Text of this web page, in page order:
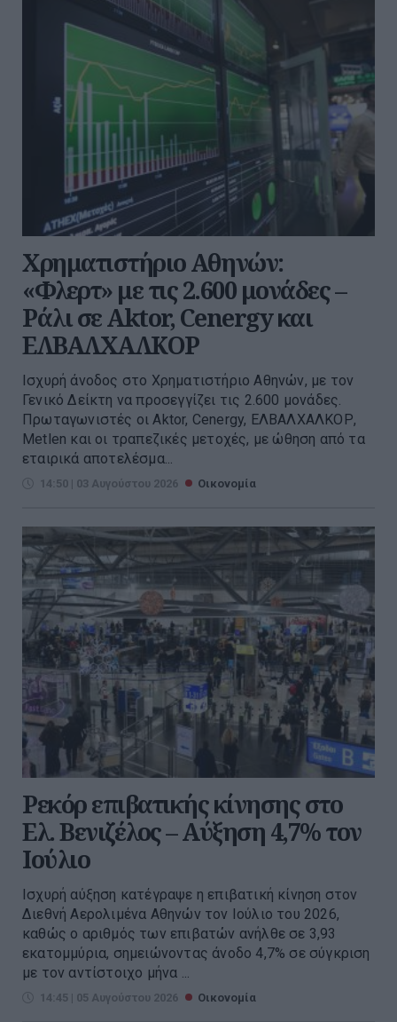
Χρηματιστήριο Αθηνών:
«Φλερτ» με τις 2.600 μονάδες –
Ράλι σε Aktor, Cenergy και
ΕΛΒΑΛΧΑΛΚΟΡ
Ισχυρή άνοδος στο Χρηματιστήριο Αθηνών, με τον
Γενικό Δείκτη να προσεγγίζει τις 2.600 μονάδες.
Πρωταγωνιστές οι Aktor, Cenergy, ΕΛΒΑΛΧΑΛΚΟΡ,
Metlen και οι τραπεζικές μετοχές, με ώθηση από τα
εταιρικά αποτελέσμα...
14:50 | 03 Αυγούστου 2026 Οικονομία
Ρεκόρ επιβατικής κίνησης στο
Ελ. Βενιζέλος – Αύξηση 4,7% τον
Ιούλιο
Ισχυρή αύξηση κατέγραψε η επιβατική κίνηση στον
Διεθνή Αερολιμένα Αθηνών τον Ιούλιο του 2026,
καθώς ο αριθμός των επιβατών ανήλθε σε 3,93
εκατομμύρια, σημειώνοντας άνοδο 4,7% σε σύγκριση
με τον αντίστοιχο μήνα ...
14:45 | 05 Αυγούστου 2026 Οικονομία